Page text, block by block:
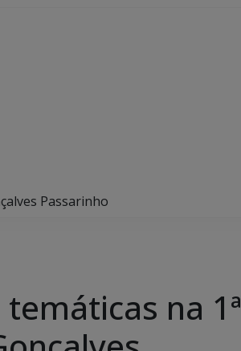
Passarinho
na 1ª